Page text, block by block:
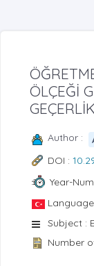
ÖLÇEĞİ
Author :
DOI :
Year-
Subject :
Number